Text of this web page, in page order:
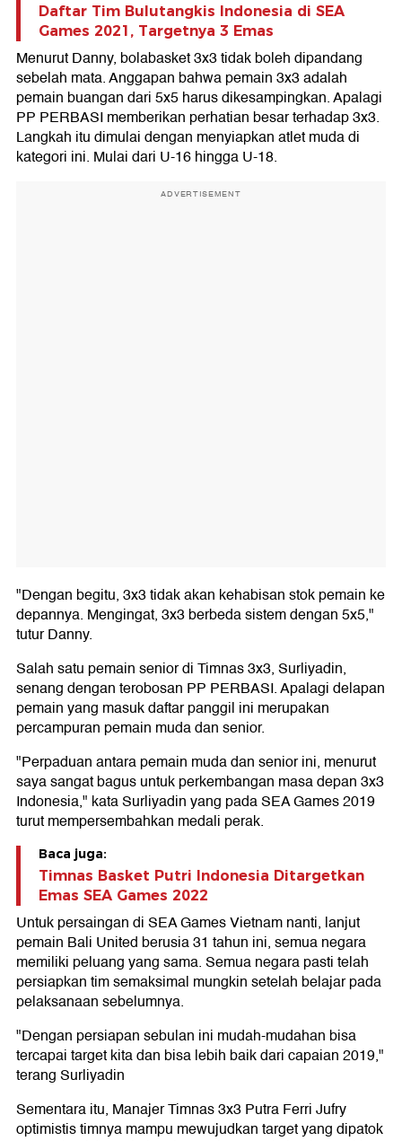
Daftar Tim Bulutangkis Indonesia di SEA
Games 2021, Targetnya 3 Emas
Menurut Danny, bolabasket 3x3 tidak boleh dipandang
sebelah mata. Anggapan bahwa pemain 3x3 adalah
pemain buangan dari 5x5 harus dikesampingkan. Apalagi
PP PERBASI memberikan perhatian besar terhadap 3x3.
Langkah itu dimulai dengan menyiapkan atlet muda di
kategori ini. Mulai dari U-16 hingga U-18.
ADVERTISEMENT
"Dengan begitu, 3x3 tidak akan kehabisan stok pemain ke
depannya. Mengingat, 3x3 berbeda sistem dengan 5x5,"
tutur Danny.
Salah satu pemain senior di Timnas 3x3, Surliyadin,
senang dengan terobosan PP PERBASI. Apalagi delapan
pemain yang masuk daftar panggil ini merupakan
percampuran pemain muda dan senior.
"Perpaduan antara pemain muda dan senior ini, menurut
saya sangat bagus untuk perkembangan masa depan 3x3
Indonesia," kata Surliyadin yang pada SEA Games 2019
turut mempersembahkan medali perak.
Baca juga:
Timnas Basket Putri Indonesia Ditargetkan
Emas SEA Games 2022
Untuk persaingan di SEA Games Vietnam nanti, lanjut
pemain Bali United berusia 31 tahun ini, semua negara
memiliki peluang yang sama. Semua negara pasti telah
persiapkan tim semaksimal mungkin setelah belajar pada
pelaksanaan sebelumnya.
"Dengan persiapan sebulan ini mudah-mudahan bisa
tercapai target kita dan bisa lebih baik dari capaian 2019,"
terang Surliyadin
Sementara itu, Manajer Timnas 3x3 Putra Ferri Jufry
optimistis timnya mampu mewujudkan target yang dipatok